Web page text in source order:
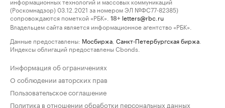
(Роскомнадзор) 03.12.2021 за номером ЭЛ №ФС77-82385)
сопровождаются пометкой «РБК».
18+ letters@rbc.ru
Владельцем сайта является информационное агентство «РБК».
Данные предоставлены: Мосбиржа Санкт-Петербургская биржа
Индексы облигаций предоставлены Cbonds.
Информация об ограничениях
О соблюдении авторских прав
Пользовательское соглашение
Политика в отношении обработки персональных данных